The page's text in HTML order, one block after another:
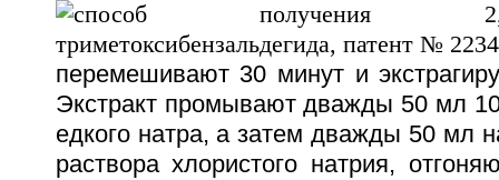
перемешивают 30 минут и
Экстракт промывают дважды 50 мл
едкого натра, а затем дважды 50 мл
раствора хлористого натрия,